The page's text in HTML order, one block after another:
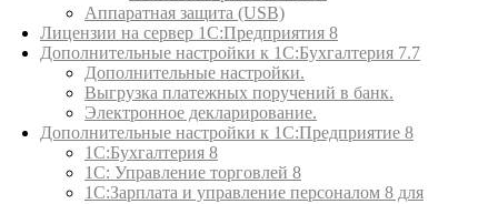
Аппаратная защита (USB)
Лицензии на сервер 1С:Предприятия 8
Дополнительные настройки к 1С:Бухгалтерия 7.7
Дополнительные настройки.
Выгрузка платежных поручений в банк.
Электронное декларирование.
Дополнительные настройки к 1С:Предприятие 8
1С:Бухгалтерия 8
1C: Управление торговлей 8
1С:Зарплата и управление персоналом 8 для